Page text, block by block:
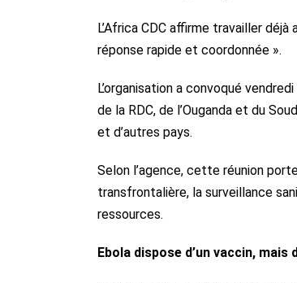
L’Africa CDC affirme travailler
réponse rapide et coordonnée ».
L’organisation a convoqué
de la RDC, de l’Ouganda et du
et d’autres pays.
Selon l’agence, cette réunion
transfrontalière, la surveillance
ressources.
Ebola dispose d’un vaccin,